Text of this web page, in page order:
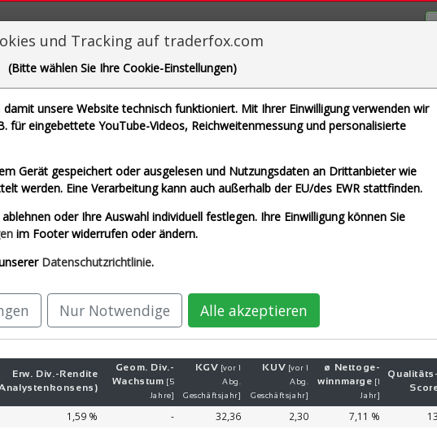
Werke AG und 1 weitere Aktie
Alle Aktien entfernen
Es ist ein Fehler
Airbus SE (Echtzeit Euro) Allianz SE (Echtzeit Euro)
SAP SE (Echtzeit Euro)
Erw. Div.- Ren­di­te
Geom. Div.-
Wachs­tum [5
Jahre]
KGV [vor 1
Abg.
Geschäftsjahr]
KUV [vor 1
Abg.
Geschäftsjahr]
ø Netto­ge­
winn­mar­ge
Jahr]
Qualitäts-
1,59 % - 32,36 2,30 7,11 % 13
und Tracking auf traderfox.com
(Bitte wählen Sie Ihre Cookie-Einstellungen)
unsere Website technisch funktioniert. Mit Ihrer Einwilligung verwenden wir
für eingebettete YouTube-Videos, Reichweitenmessung und personalisierte
Gerät gespeichert oder ausgelesen und Nutzungsdaten an Drittanbieter wie
werden. Eine Verarbeitung kann auch außerhalb der EU/des EWR stattfinden.
oder Ihre Auswahl individuell festlegen. Ihre Einwilligung können Sie
im Footer widerrufen oder ändern.
Datenschutzrichtlinie.
Nur Notwendige Alle akzeptieren